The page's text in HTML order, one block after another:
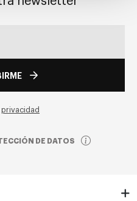
privacidad
DE DATOS